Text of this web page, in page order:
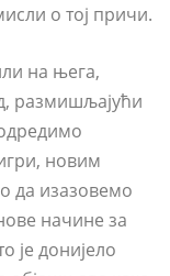
о тој причи.
на њега,
размишљајући
новим
да изазовемо
начине за
је донијело